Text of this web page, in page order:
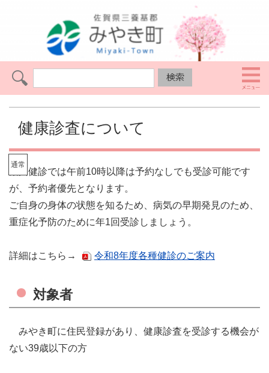
健康診査について
通常
通常
集団健診では午前10時以降は予約なしでも受診可能です
が、予約者優先となります。
ご自身の身体の状態を知るため、病気の早期発見のため、
重症化予防のために年1回受診しましょう。
詳細はこちら→ 令和8年度各種健診のご案内
対象者
みやき町に住民登録があり、健康診査を受診する機会が
ない39歳以下の方